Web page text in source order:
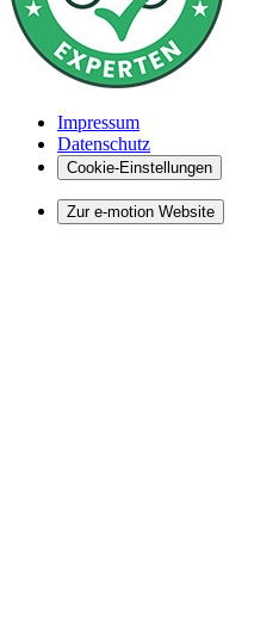
Impressum
Datenschutz
Cookie-Einstellungen
Zur e-motion Website